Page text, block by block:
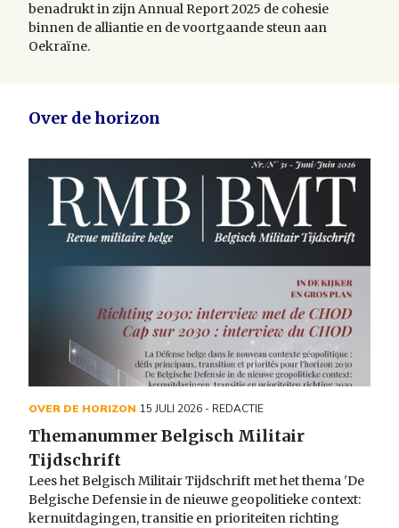
benadrukt in zijn Annual Report 2025 de cohesie
binnen de alliantie en de voortgaande steun aan
Oekraïne.
Over de horizon
OVER DE HORIZON 15 JULI 2026- REDACTIE
Themanummer Belgisch Militair
Tijdschrift
Lees het Belgisch Militair Tijdschrift met het thema 'De
Belgische Defensie in de nieuwe geopolitieke context:
kernuitdagingen, transitie en prioriteiten richting